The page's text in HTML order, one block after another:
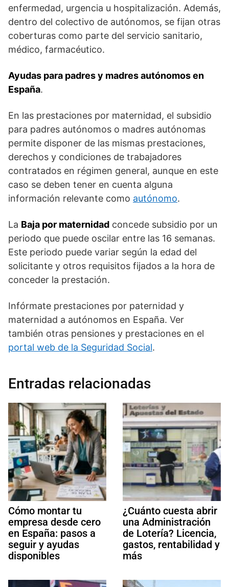
enfermedad, urgencia u hospitalización. Además,
dentro del colectivo de autónomos, se fijan otras
coberturas como parte del servicio sanitario,
médico, farmacéutico.
Ayudas para padres y madres autónomos en
España.
En las prestaciones por maternidad, el subsidio
para padres autónomos o madres autónomas
permite disponer de las mismas prestaciones,
derechos y condiciones de trabajadores
contratados en régimen general, aunque en este
caso se deben tener en cuenta alguna
información relevante como autónomo.
La Baja por maternidad concede subsidio por un
periodo que puede oscilar entre las 16 semanas.
Este periodo puede variar según la edad del
solicitante y otros requisitos fijados a la hora de
conceder la prestación.
Infórmate prestaciones por paternidad y
maternidad a autónomos en España. Ver
también otras pensiones y prestaciones en el
portal web de la Seguridad Social.
Entradas relacionadas
Cómo montar tu
empresa desde cero
en España: pasos a
seguir y ayudas
disponibles
¿Cuánto cuesta abrir
una Administración
de Lotería? Licencia,
gastos, rentabilidad y
más